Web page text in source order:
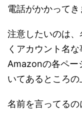
電話がかかってき
注意したいのは
くアカウント名な
Amazonの各ペー
いてあるところの
名前を言ってる